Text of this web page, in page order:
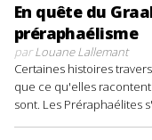
En quête du
préraphaélisme
parLouane Lallemant
Certaines histoires
que ce qu'elles
sont. Les Préraphaélites